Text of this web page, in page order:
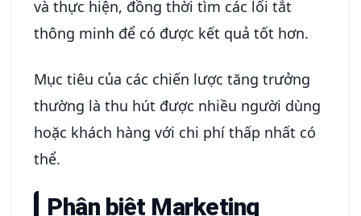
và thực hiện, đồng thời tìm các lối tắt
thông minh để có được kết quả tốt hơn.
Mục tiêu của các chiến lược tăng trưởng
thường là thu hút được nhiều người dùng
hoặc khách hàng với chi phí thấp nhất có
thể.
Phân biệt Marketing